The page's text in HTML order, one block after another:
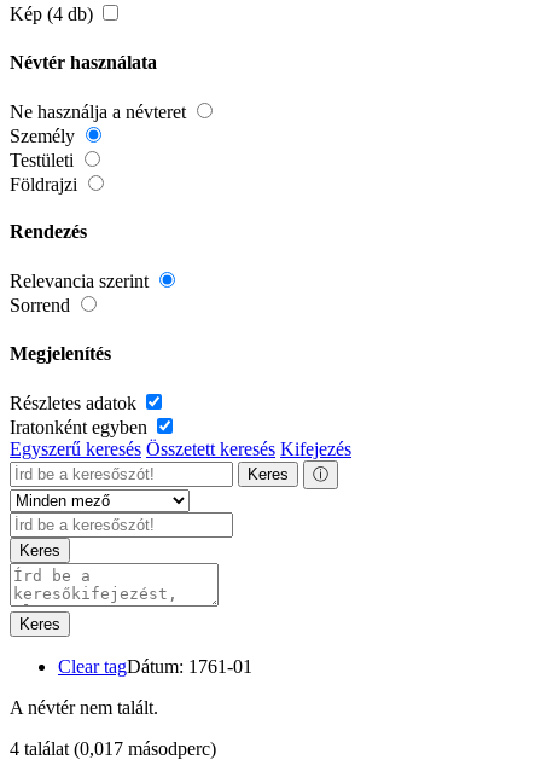
Kép (4 db)
Névtér használata
Ne használja a névteret
Személy
Testületi
Földrajzi
Rendezés
Relevancia szerint
Sorrend
Megjelenítés
Részletes adatok
Iratonként egyben
Egyszerű keresés Összetett keresés Kifejezés
Keres ⓘ
Keres
Keres
Clear tagDátum: 1761-01
A névtér nem talált.
4 találat (0,017 másodperc)